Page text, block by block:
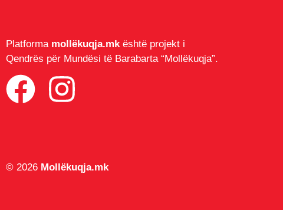
Platforma mollëkuqja.mk është projekt i
Qendrës për Mundësi të Barabarta “Mollëkuqja”.
© 2026 Mollëkuqja.mk